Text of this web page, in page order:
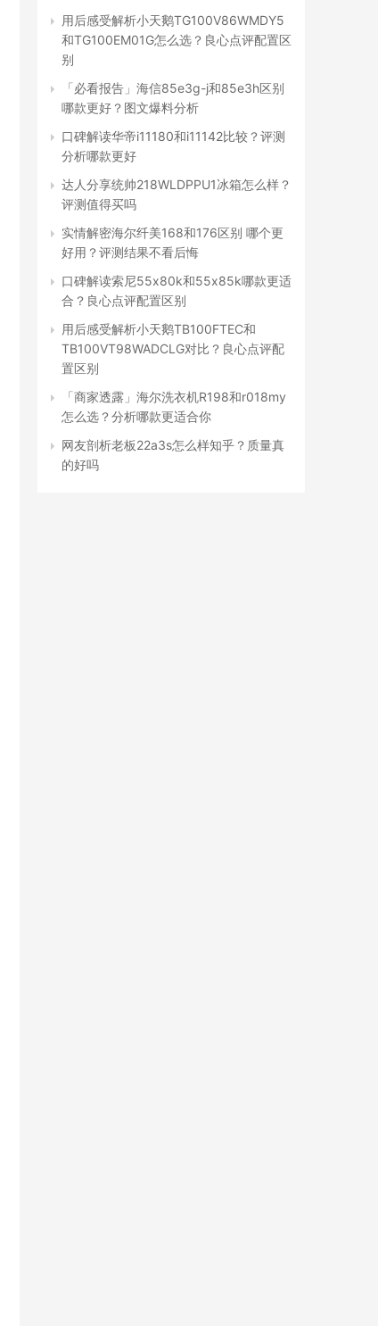
用后感受解析小天鹅TG100V86WMDY5
和TG100EM01G怎么选？良心点评配置区
别
「必看报告」海信85e3g-j和85e3h区别
哪款更好？图文爆料分析
口碑解读华帝i11180和i11142比较？评测
分析哪款更好
达人分享统帅218WLDPPU1冰箱怎么样？
评测值得买吗
实情解密海尔纤美168和176区别 哪个更
好用？评测结果不看后悔
口碑解读索尼55x80k和55x85k哪款更适
合？良心点评配置区别
用后感受解析小天鹅TB100FTEC和
TB100VT98WADCLG对比？良心点评配
置区别
「商家透露」海尔洗衣机R198和r018my
怎么选？分析哪款更适合你
网友剖析老板22a3s怎么样知乎？质量真
的好吗